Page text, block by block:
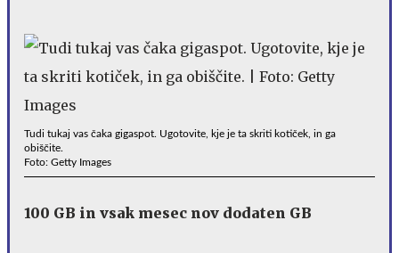
Tudi tukaj vas čaka gigaspot. Ugotovite, kje je ta skriti kotiček, in ga
obiščite.
Foto: Getty Images
100 GB in vsak mesec nov dodaten GB